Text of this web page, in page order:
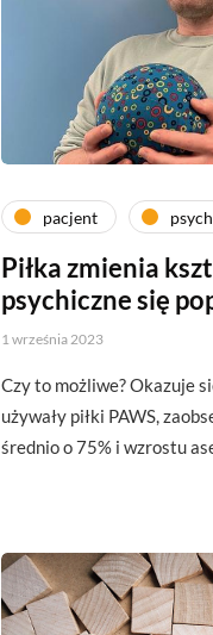
pacjent
Piłka zmienia
psychiczne się
1 września 2023
Czy to możliwe? Okazuje
używały piłki PAWS,
średnio o 75% i wzrostu